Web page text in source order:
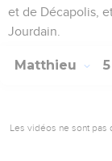
et de Décapolis,
Jourdain.
Matthieu 5
Les vidéos ne sont pas